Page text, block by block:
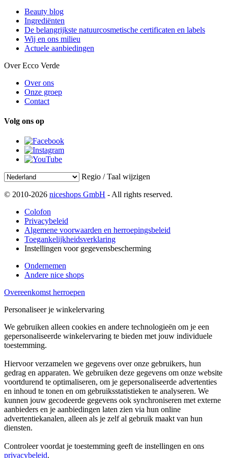
Beauty blog
Ingrediënten
De belangrijkste natuurcosmetische certificaten en labels
Wij en ons milieu
Actuele aanbiedingen
Over Ecco Verde
Over ons
Onze groep
Contact
Volg ons op
Regio / Taal wijzigen
© 2010-2026 niceshops GmbH - All rights reserved.
Colofon
Privacybeleid
Algemene voorwaarden en herroepingsbeleid
Toegankelijkheidsverklaring
Instellingen voor gegevensbescherming
Ondernemen
Andere nice shops
Overeenkomst herroepen
Personaliseer je winkelervaring
We gebruiken alleen cookies en andere technologieën om je een
gepersonaliseerde winkelervaring te bieden met jouw individuele
toestemming.
Hiervoor verzamelen we gegevens over onze gebruikers, hun
gedrag en apparaten. We gebruiken deze gegevens om onze website
voortdurend te optimaliseren, om je gepersonaliseerde advertenties
en inhoud te tonen en om gebruiksstatistieken te analyseren. We
kunnen jouw gecodeerde gegevens ook synchroniseren met externe
aanbieders en je aanbiedingen laten zien via hun online
advertentiekanalen, alleen als je zelf al gebruik maakt van hun
diensten.
Controleer voordat je toestemming geeft de instellingen en ons
privacybeleid.